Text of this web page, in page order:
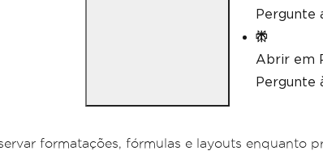
Pergunte
Abrir em
Pergunte
formatações, fórmulas e layouts enquanto